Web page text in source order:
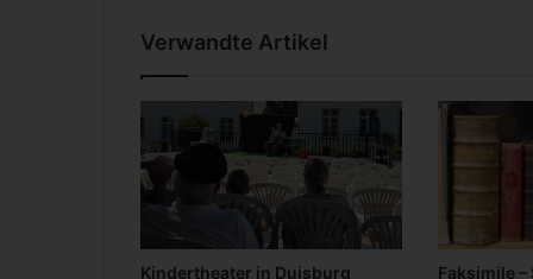
p
l
i
S
e
n
Verwandte Artikel
Kindertheater in Duisburg Faksimile